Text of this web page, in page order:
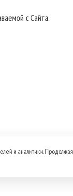
с Сайта.
и аналитики. Продолжая